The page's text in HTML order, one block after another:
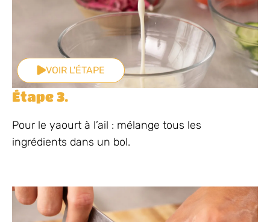
VOIR L'ÉTAPE
Étape 3.
Pour le yaourt à l’ail : mélange tous les
ingrédients dans un bol.